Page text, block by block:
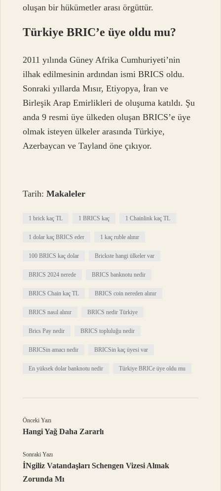
oluşan bir hükümetler arası örgüttür.
Türkiye BRIC’e üye oldu mu?
2011 yılında Güney Afrika Cumhuriyeti’nin
ilhak edilmesinin ardından ismi BRICS oldu.
Sonraki yıllarda Mısır, Etiyopya, İran ve
Birleşik Arap Emirlikleri de oluşuma katıldı. Şu
anda 9 resmi üye ülkeden oluşan BRICS’e üye
olmak isteyen ülkeler arasında Türkiye,
Azerbaycan ve Tayland öne çıkıyor.
Tarih:Makaleler
1 brick kaç TL 1 BRICS kaç 1 Chainlink kaç TL
1 dolar kaç BRICS eder 1 kaç ruble alınır
100 BRICS kaç dolar Brickste hangi ülkeler var
BRICS 2024 nerede BRICS banknotu nedir
BRICS Chain kaç TL BRICS coin nereden alınır
BRICS nasıl alınır BRICS nedir Türkiye
Brics Pay nedir BRICS topluluğu nedir
BRICSin amacı nedir BRICSin kaç üyesi var
En yüksek dolar banknotu nedir Türkiye BRICe üye oldu mu
Önceki Yazı
Hangi Yağ Daha Zararlı
Sonraki Yazı
İNgiliz Vatandaşları Schengen Vizesi Almak
Zorunda Mı